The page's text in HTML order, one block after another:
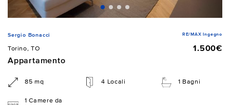
Sergio Bonacci RE/MAX Ingegno
Torino, TO
1.500€
Appartamento
85 mq 4 Locali 1 Bagni
1 Camere da